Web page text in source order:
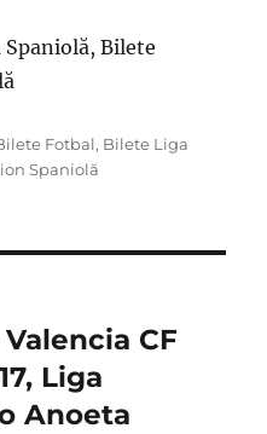
Bilete
Fotbal, Bilete Liga
Spaniolă
CF
Liga
Anoeta